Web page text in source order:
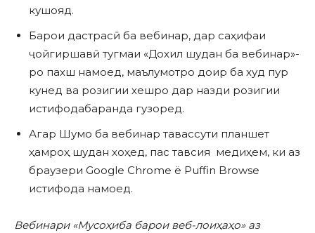
кушояд.
Барои дастрасӣ ба вебинар, дар саҳифаи
ҷойгиршавӣ тугмаи «Дохил шудан ба вебинар»-
ро пахш намоед, маълумотро доир ба худ пур
кунед ва розигии хешро дар назди розигии
истифодабаранда гузоред.
Агар Шумо ба вебинар тавассути планшет
ҳамроҳ шудан хоҳед, пас тавсия медиҳем, ки аз
браузери Google Chrome ё Puffin Browse
истифода намоед.
Вебинари «Мусоҳиба барои веб-лоиҳаҳо» аз